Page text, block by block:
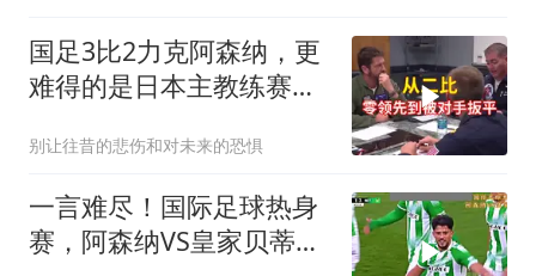
国足3比2力克阿森纳，更
难得的是日本主教练赛后
别让往昔的悲伤和对未来的恐惧
一言难尽！国际足球热身
赛，阿森纳VS皇家贝蒂